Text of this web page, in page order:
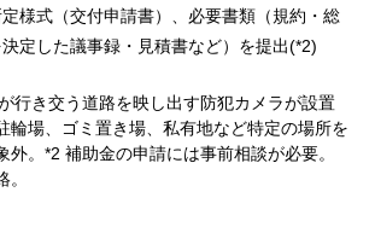
様式（交付申請書）、必要書類（規約・総
定した議事録・見積書など）を提出(*2)
行き交う道路を映し出す防犯カメラが設置
輪場、ゴミ置き場、私有地など特定の場所を
外。*2 補助金の申請には事前相談が必要。